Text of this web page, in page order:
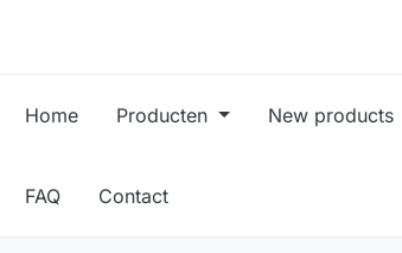
Home Producten New products
FAQ Contact